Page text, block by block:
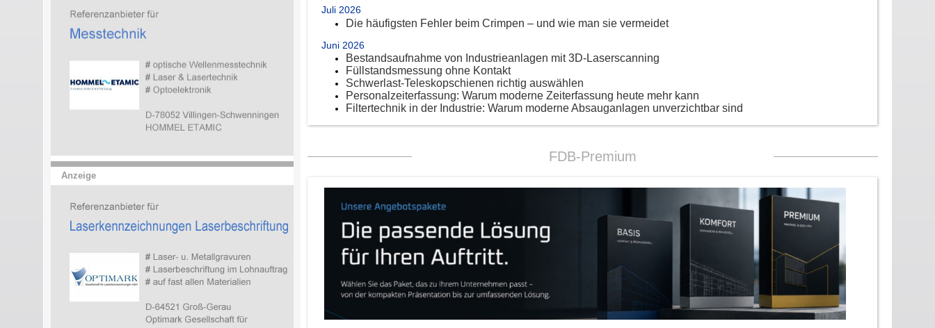
Anzeige
Juli 2026
Die häufigsten Fehler beim Crimpen – und wie man sie vermeidet
Juni 2026
Bestandsaufnahme von Industrieanlagen mit 3D-Laserscanning
Füllstandsmessung ohne Kontakt
Schwerlast-Teleskopschienen richtig auswählen
Personalzeiterfassung: Warum moderne Zeiterfassung heute mehr kann
Filtertechnik in der Industrie: Warum moderne Absauganlagen unverzichtbar sind
FDB-Premium